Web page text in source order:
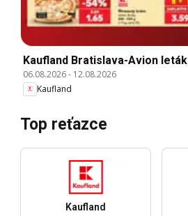
Kaufland Bratislava-Avion leták
06.08.2026- 12.08.2026
Kaufland
Top reťazce
Kaufland